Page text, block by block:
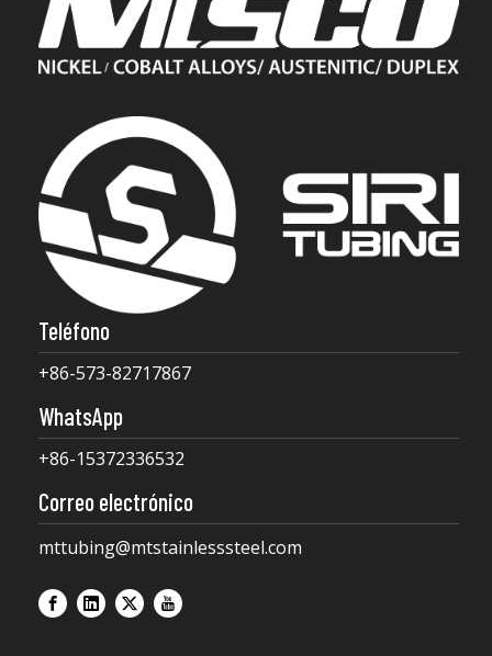
Teléfono
+86-573-82717867
WhatsApp
+86-15372336532
Correo electrónico
mttubing@mtstainlesssteel.com